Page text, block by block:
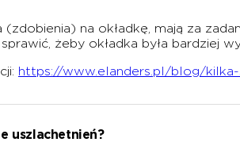
(zdobienia) na okładkę, mają za
żeby okładka była bardziej
https://www.elanders.pl/blog/
uszlachetnień?